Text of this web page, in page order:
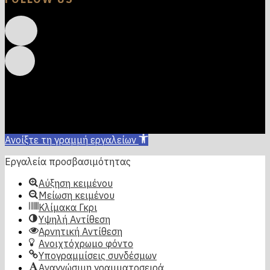
Ανοίξτε τη γραμμή εργαλείων
Εργαλεία προσβασιμότητας
Αύξηση κειμένου
Μείωση κειμένου
Κλίμακα Γκρι
Υψηλή Αντίθεση
Αρνητική Αντίθεση
Ανοιχτόχρωμο φόντο
Υπογραμμίσεις συνδέσμων